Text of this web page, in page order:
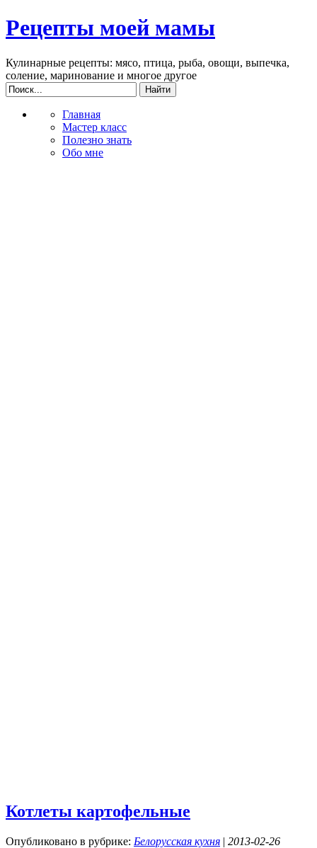
Рецепты моей мамы
Кулинарные рецепты: мясо, птица, рыба, овощи, выпечка,
соление, маринование и многое другое
Главная
Мастер класс
Полезно знать
Обо мне
Котлеты картофельные
Опубликовано в рубрике: Белорусская кухня | 2013-02-26